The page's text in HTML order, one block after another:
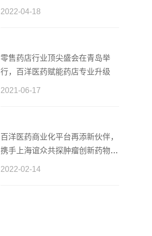
启航
2022-04-18
零售药店行业顶尖盛会在青岛举
行，百洋医药赋能药店专业升级
2021-06-17
百洋医药商业化平台再添新伙伴，
携手上海谊众共探肿瘤创新药物商
业化
2022-02-14